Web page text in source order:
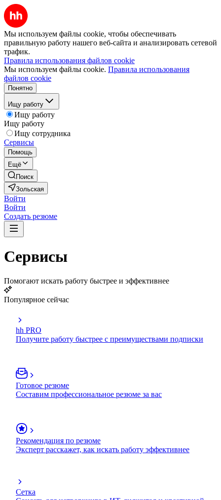
Мы используем файлы cookie, чтобы обеспечивать
правильную работу нашего веб-сайта и анализировать сетевой
трафик.
Правила использования файлов cookie
Мы используем файлы cookie. Правила использования
файлов cookie
Понятно
Ищу работу
Ищу работу
Ищу работу
Ищу сотрудника
Сервисы
Помощь
Ещё
Поиск
Зольская
Войти
Войти
Создать резюме
Сервисы
Помогают искать работу быстрее и эффективнее
Популярное сейчас
hh PRO
Получите работу быстрее с преимуществами подписки
Готовое резюме
Составим профессиональное резюме за вас
Рекомендация по резюме
Эксперт расскажет, как искать работу эффективнее
Сетка